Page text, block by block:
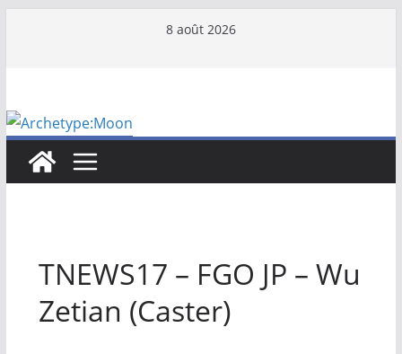
8 août 2026
TNEWS17 – FGO JP – Wu
Zetian (Caster)